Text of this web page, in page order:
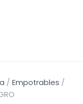
/ Empotrables /